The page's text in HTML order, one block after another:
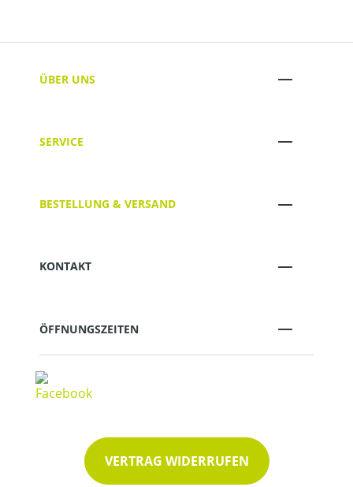
ÜBER UNS
SERVICE
BESTELLUNG & VERSAND
KONTAKT
ÖFFNUNGSZEITEN
VERTRAG WIDERRUFEN